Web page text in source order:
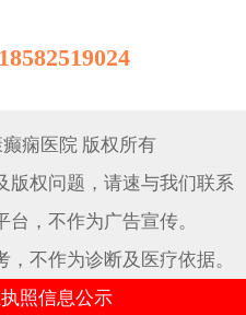
18582519024
痫医院 版权所有
版权问题，请速与我们联系
，不作为广告宣传。
不作为诊断及医疗依据。
照信息公示